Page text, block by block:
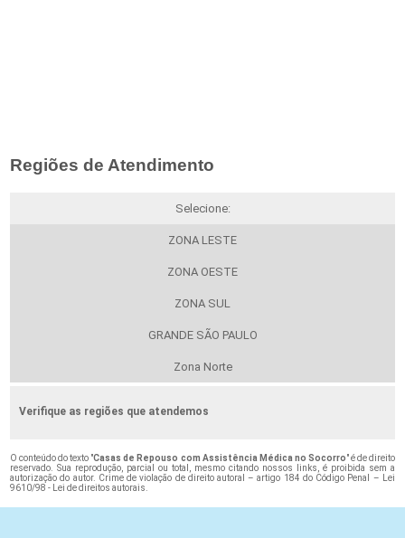
Regiões de Atendimento
Selecione:
ZONA LESTE
ZONA OESTE
ZONA SUL
GRANDE SÃO PAULO
Zona Norte
Verifique as regiões que atendemos
O conteúdo do texto "Casas de Repouso com Assistência Médica no Socorro" é de direito
reservado. Sua reprodução, parcial ou total, mesmo citando nossos links, é proibida sem a
autorização do autor. Crime de violação de direito autoral – artigo 184 do Código Penal –
Lei
9610/98 - Lei de direitos autorais